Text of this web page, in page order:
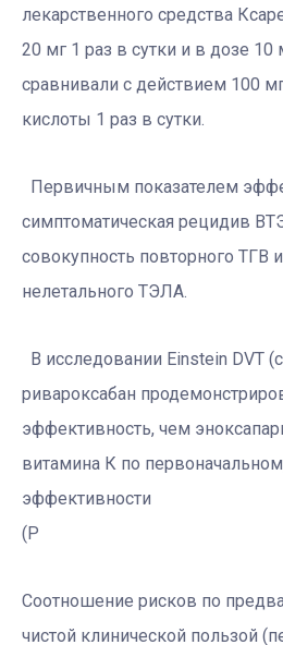
лекарственного средства
20 мг 1 раз в сутки и в дозе 10
сравнивали с действием 100
кислоты 1 раз в сутки.
Первичным показателем
симптоматическая рецидив
совокупность повторного ТГВ
нелетального ТЭЛА.
В исследовании Einstein DVT
ривароксабан
эффективность, чем
витамина К по
эффективности
(Р
Соотношение рисков по
чистой клинической пользой